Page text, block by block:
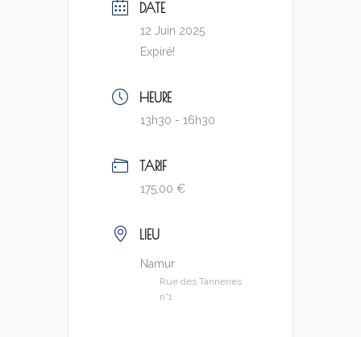
DATE
12 Juin 2025
Expiré!
HEURE
13h30 - 16h30
TARIF
175,00 €
LIEU
Namur
Rue des Tanneries
n°1